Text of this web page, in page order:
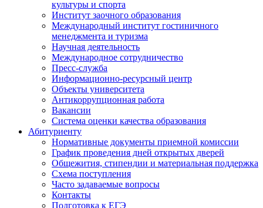
культуры и спорта
Институт заочного образования
Международный институт гостиничного
менеджмента и туризма
Научная деятельность
Международное сотрудничество
Пресс-служба
Информационно-ресурсный центр
Объекты университета
Антикоррупционная работа
Вакансии
Система оценки качества образования
Абитуриенту
Нормативные документы приемной комиссии
График проведения дней открытых дверей
Общежития, стипендии и материальная поддержка
Схема поступления
Часто задаваемые вопросы
Контакты
Подготовка к ЕГЭ